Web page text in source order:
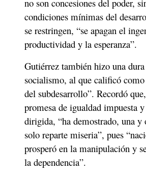
no son concesiones del poder,
condiciones mínimas del
se restringen, “se apagan el
productividad y la esperanza”.
Gutiérrez también hizo una
socialismo, al que calificó
del subdesarrollo”. Recordó
promesa de igualdad impuesta
dirigida, “ha demostrado, una y
solo reparte miseria”, pues
prosperó en la manipulación y
la dependencia”.